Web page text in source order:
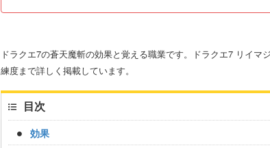
ドラクエ7の蒼天魔斬の効果と覚える職業です。ドラクエ7 リイマ
練度まで詳しく掲載しています。
目次
効果